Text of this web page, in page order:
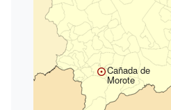
Cañada de
Morote